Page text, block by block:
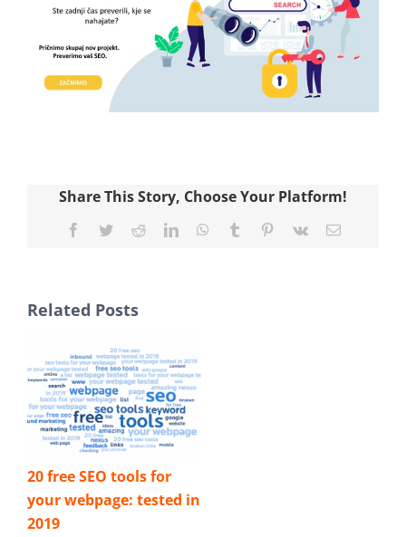
Share This Story, Choose Your Platform!
Facebook
TwitterRedditLinkedInWhatsApp
Tumblr Pinterest
Vk Email
Related Posts
20 free SEO tools for
your webpage: tested in
2019